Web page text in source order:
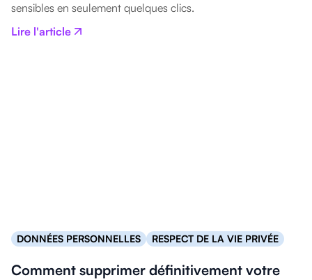
sensibles en seulement quelques clics.
Lire l'article
DONNÉES PERSONNELLES RESPECT DE LA VIE PRIVÉE
Comment supprimer définitivement votre